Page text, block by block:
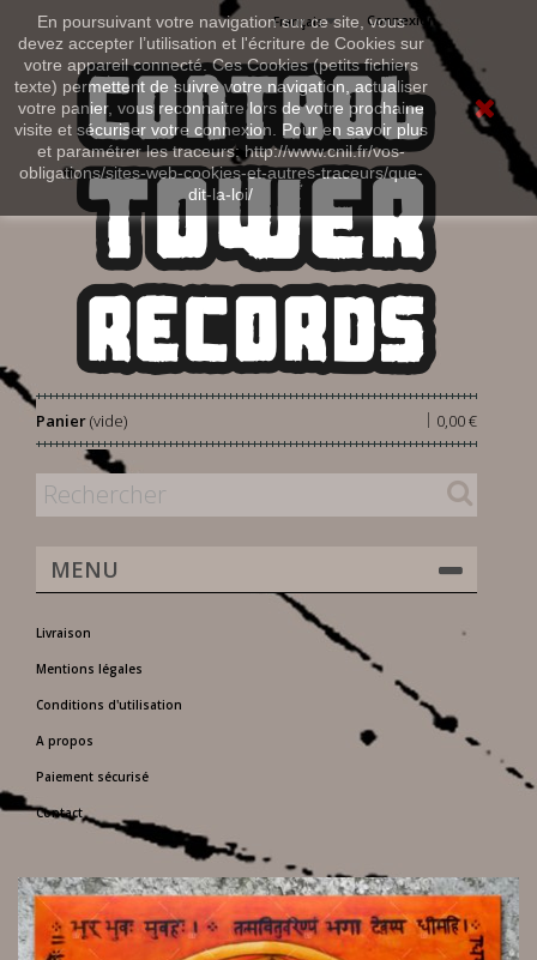
En poursuivant votre navigation sur ce site, vous
devez accepter l’utilisation et l'écriture de Cookies sur
votre appareil connecté. Ces Cookies (petits fichiers
texte) permettent de suivre votre navigation, actualiser
votre panier, vous reconnaitre lors de votre prochaine
visite et sécuriser votre connexion. Pour en savoir plus
et paramétrer les traceurs: http://www.cnil.fr/vos-
obligations/sites-web-cookies-et-autres-traceurs/que-
dit-la-loi/
Connexion
Français
Panier 0,00 €
|
(vide)
MENU
Livraison
Mentions légales
Conditions d'utilisation
A propos
Paiement sécurisé
Contact